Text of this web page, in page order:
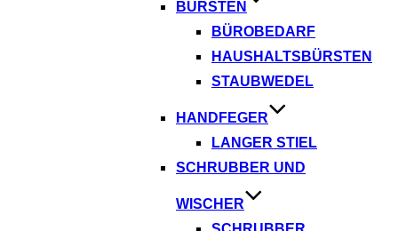
BÜRSTEN
BÜROBEDARF
HAUSHALTSBÜRSTEN
STAUBWEDEL
HANDFEGER
LANGER STIEL
SCHRUBBER UND
WISCHER